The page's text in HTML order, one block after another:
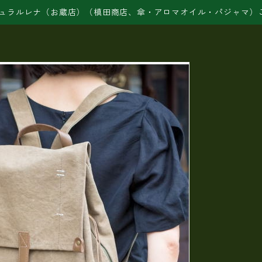
ラルレナ（お蔵店）（槙田商店、傘・アロマオイル・パジャマ）